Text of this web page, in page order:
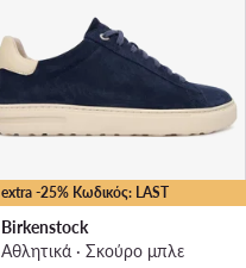
extra -25% Κωδικός: LAST
Birkenstock
Αθλητικά · Σκούρο μπλε